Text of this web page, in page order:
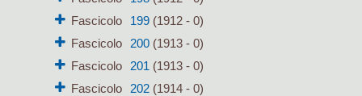
Fascicolo
199(1912 - 0)
Fascicolo
200(1913 - 0)
Fascicolo
201 (1913 - 0)
Fascicolo
202(1914 - 0)